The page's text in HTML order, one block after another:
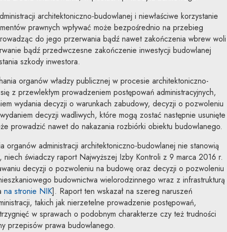
architektoniczno-budowlanej i niewłaściwe korzystanie
prawnych wpływać może bezpośrednio na przebieg
do jego przerwania bądź nawet zakończenia wbrew woli
bądź przedwczesne zakończenie inwestycji budowlanej
szkody inwestora.
organów władzy publicznej w procesie architektoniczno-
z przewlekłym prowadzeniem postępowań administracyjnych,
wydania decyzji o warunkach zabudowy, decyzji o pozwoleniu
decyzji wadliwych, które mogą zostać następnie usunięte
prowadzić nawet do nakazania rozbiórki obiektu budowlanego.
organów administracji architektoniczno-budowlanej nie stanowią
świadczy raport Najwyższej Izby Kontroli z 9 marca 2016 r.
decyzji o pozwoleniu na budowę oraz decyzji o pozwoleniu
budownictwa wielorodzinnego wraz z infrastrukturą
na stronie NIKUwaga, link zostanie otwarty w nowym oknie
]. Raport ten wskazał na szereg naruszeń
takich jak nierzetelne prowadzenie postępowań,
w sprawach o podobnym charakterze czy też trudności
przepisów prawa budowlanego.